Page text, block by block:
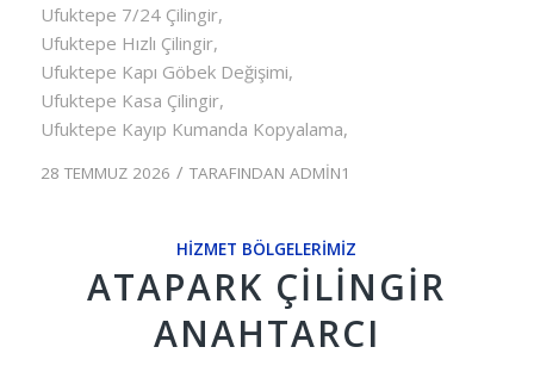
Ufuktepe 7/24 Çilingir,
Ufuktepe Hızlı Çilingir,
Ufuktepe Kapı Göbek Değişimi,
Ufuktepe Kasa Çilingir,
Ufuktepe Kayıp Kumanda Kopyalama,
28 TEMMUZ 2026 / TARAFINDAN ADMIN1
HIZMET BÖLGELERIMIZ
ATAPARK ÇILINGIR
ANAHTARCI